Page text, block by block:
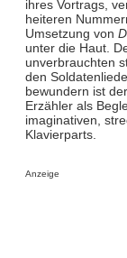
ihres Vortrags,
heiteren
Umsetzung von
unter die Haut.
unverbrauchten
den
bewundern ist
Erzähler als
imaginativen,
Klavierparts.
Anzeige